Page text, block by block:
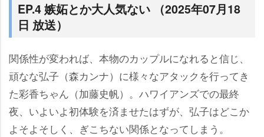
EP.4 嫉妬とか大人気ない （2025年07月18
日 放送）
関係性が変われば、本物のカップルになれると信じ、
頑なな弘子（森カンナ）に様々なアタックを行ってき
た彩香ちゃん（加藤史帆）。ハワイアンズでの最終
夜、いよいよ初体験を済ませたはずが、弘子はどこか
よそよそしく、ぎこちない関係となってしまう。